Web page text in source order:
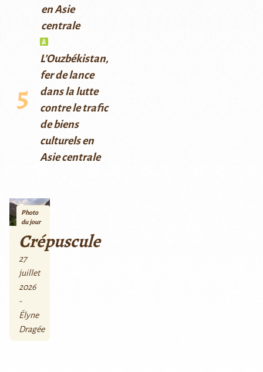
en Asie
centrale
L’Ouzbékistan,
fer de lance
dans la lutte
contre le trafic
de biens
culturels en
Asie centrale
Photo
du jour
Crépuscule
27
juillet
2026
-
Élyne
Dragée